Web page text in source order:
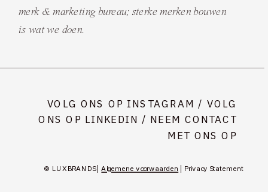
merk & marketing bureau; sterke merken bouwen
is wat we doen.
VOLG ONS OP INSTAGRAM /VOLG
ONS OP LINKEDIN / NEEM CONTACT
MET ONS OP
© LUX BRANDS |Algemene voorwaarden | Privacy Statement